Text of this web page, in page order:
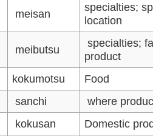
meisan
specialties;
location
meibutsu
specialties;
product
kokumotsu
Food
sanchi
where
kokusan
Domestic